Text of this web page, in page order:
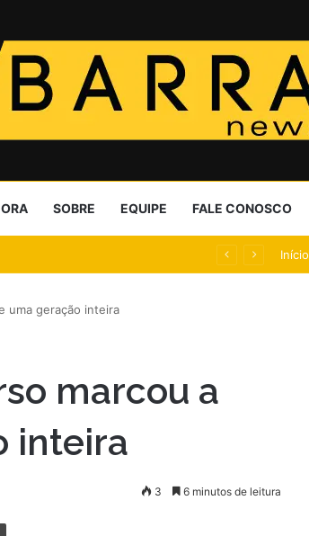
SOBRE EQUIPE FALE CONOSCO
Início
uma geração inteira
marcou a
inteira
3 6 minutos de leitura
Imprimir